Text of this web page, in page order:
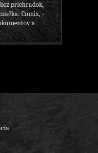
priehradok,
Comix, -
a